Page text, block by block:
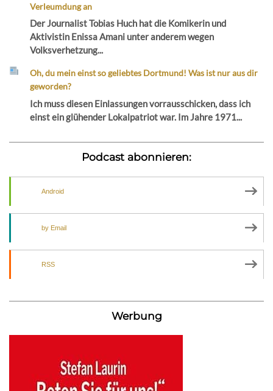
Verleumdung an
Der Journalist Tobias Huch hat die Komikerin und
Aktivistin Enissa Amani unter anderem wegen
Volksverhetzung...
Oh, du mein einst so geliebtes Dortmund! Was ist nur aus dir
geworden?
Ich muss diesen Einlassungen vorrausschicken, dass ich
einst ein glühender Lokalpatriot war. Im Jahre 1971...
Podcast abonnieren:
Android
by Email
RSS
Werbung